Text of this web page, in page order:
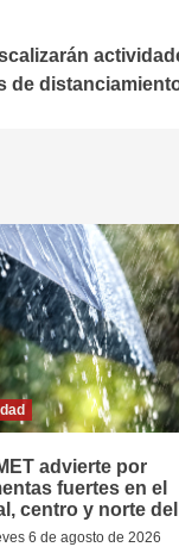
de
advierte por
fuertes en el
centro y norte
6 de agosto de 2026